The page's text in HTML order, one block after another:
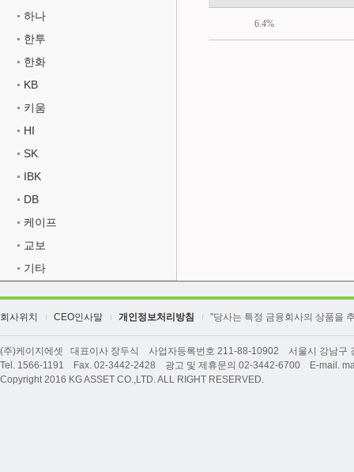
하나
한투
한화
KB
키움
HI
SK
IBK
DB
케이프
교보
기타
6.4%
회사위치 CEO인사말 개인정보처리방침 "당사는 특정 금융회사의 상품을
(주)케이지에셋 대표이사 장두식 사업자등록번호 211-88-10902 서울시 강남구
Tel. 1566-1191 Fax. 02-3442-2428 광고 및 제휴문의 02-3442-6700 E-mail.
Copyright 2016 KG ASSET CO.,LTD. ALL RIGHT RESERVED.